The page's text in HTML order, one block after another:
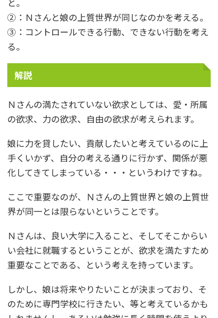
②：Ｎさんと娘の上質世界が同じなのかを考える。
③：コントロールできる行動、できない行動を考え
る。
解説
Ｎさんの満たされていない欲求としては、愛・所属
の欲求、力の欲求、自由の欲求が考えられます。
娘に力を貸したい、貢献したいと考えているのに上
手くいかず、自分の考える通りに行かず、関係が悪
化してきてしまっている・・・というわけですね。
ここで重要なのが、Ｎさんの上質世界と娘の上質世
界が同一とは限らないということです。
Ｎさんは、良い大学に入ること、そしてそこからい
い会社に就職するということが、欲求を満たすため
重要なことである、という考えを持っています。
しかし、娘は将来やりたいことが決まっており、そ
のために専門学校に行きたい、等と考えているかも